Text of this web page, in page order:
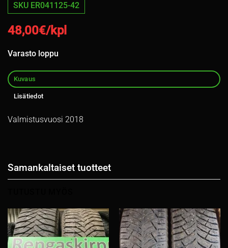
SKU ER041125-42
48,00€/kpl
Varasto loppu
Kuvaus
Lisätiedot
Valmistusvuosi 2018
Samankaltaiset tuotteet